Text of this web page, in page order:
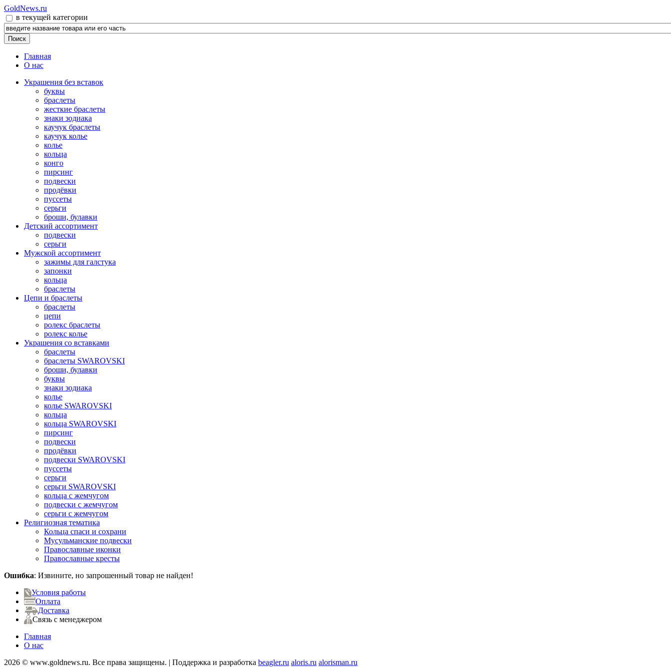
GoldNews.ru
в текущей категории
Главная
О нас
Украшения без вставок
буквы
браслеты
жесткие браслеты
знаки зодиака
каучук браслеты
каучук колье
колье
кольца
конго
пирсинг
подвески
продёвки
пуссеты
серьги
броши, булавки
Детский ассортимент
подвески
серьги
Мужской ассортимент
зажимы для галстука
запонки
кольца
браслеты
Цепи и браслеты
браслеты
цепи
ролекс браслеты
ролекс колье
Украшения со вставками
браслеты
браслеты SWAROVSKI
броши, булавки
буквы
знаки зодиака
колье
колье SWAROVSKI
кольца
кольца SWAROVSKI
пирсинг
подвески
продёвки
подвески SWAROVSKI
пуссеты
серьги
серьги SWAROVSKI
кольца с жемчугом
подвески с жемчугом
серьги с жемчугом
Религиозная тематика
Кольца спаси и сохрани
Мусульманские подвески
Православные иконки
Православные кресты
Ошибка: Извините, но запрошенный товар не найден!
Условия работы
Оплата
Доставка
Связь с менеджером
Главная
О нас
2026 © www.goldnews.ru. Все права защищены. | Поддержка и разработка beagler.ru aloris.ru alorisman.ru